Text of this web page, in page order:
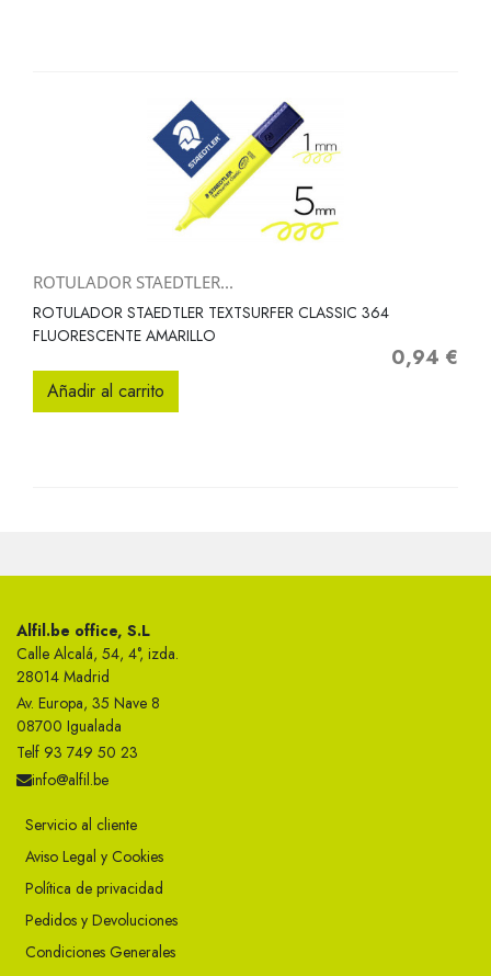
ROTULADOR STAEDTLER...
ROTULADOR STAEDTLER TEXTSURFER CLASSIC 364
FLUORESCENTE AMARILLO
Precio
0,94 €
Añadir al carrito
Alfil.be office, S.L
Calle Alcalá, 54, 4°, izda.
28014 Madrid
Av. Europa, 35 Nave 8
08700 Igualada
Telf 93 749 50 23
info@alfil.be
Servicio al cliente
Aviso Legal y Cookies
Política de privacidad
Pedidos y Devoluciones
Condiciones Generales